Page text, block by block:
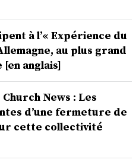
à l’« Expérience du
au plus grand
anglais]
News : Les
d’une fermeture de
cette collectivité